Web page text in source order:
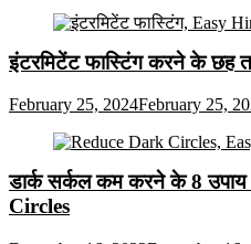
इंटरमिटेंट फास्टिंग करने के छह
February 25, 2024February 25,
डार्क सर्कल कम करने के 8
Circles